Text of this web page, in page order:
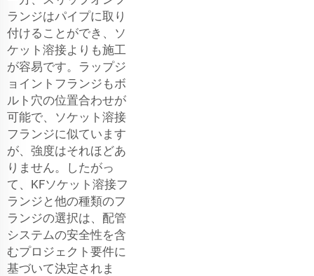
ランジはパイプに取り
付けることができ、ソ
ケット溶接よりも施工
が容易です。ラップジ
ョイントフランジもボ
ルト穴の位置合わせが
可能で、ソケット溶接
フランジに似ています
が、強度はそれほどあ
りません。したがっ
て、KFソケット溶接フ
ランジと他の種類のフ
ランジの選択は、配管
システムの安全性を含
むプロジェクト要件に
基づいて決定されま